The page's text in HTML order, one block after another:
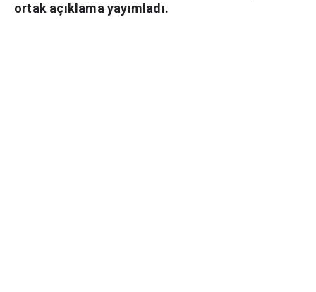
ortak açıklama yayımladı.